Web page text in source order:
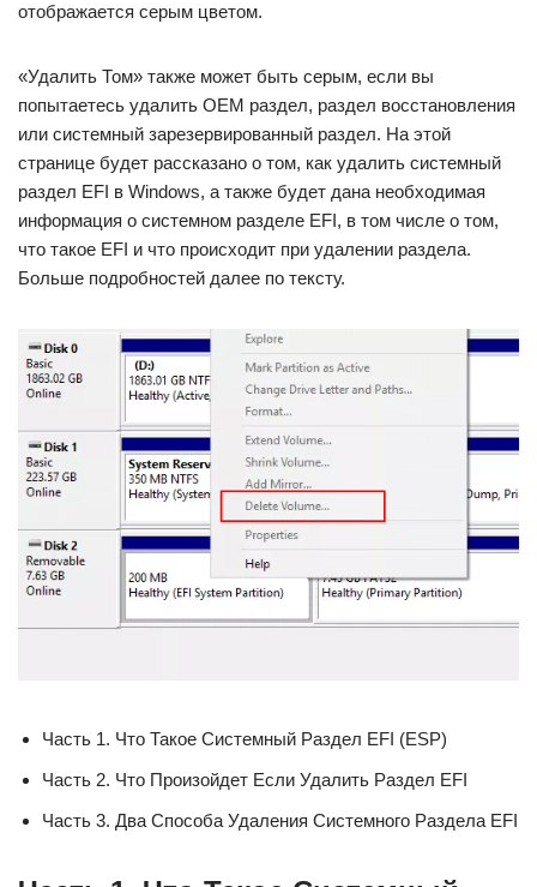
отображается серым цветом.
«Удалить Том» также может быть серым, если вы
попытаетесь удалить ОЕМ раздел, раздел восстановления
или системный зарезервированный раздел. На этой
странице будет рассказано о том, как удалить системный
раздел EFI в Windows, а также будет дана необходимая
информация о системном разделе EFI, в том числе о том,
что такое EFI и что происходит при удалении раздела.
Больше подробностей далее по тексту.
Часть 1. Что Такое Системный Раздел EFI (ESP)
Часть 2. Что Произойдет Если Удалить Раздел EFI
Часть 3. Два Способа Удаления Системного Раздела EFI